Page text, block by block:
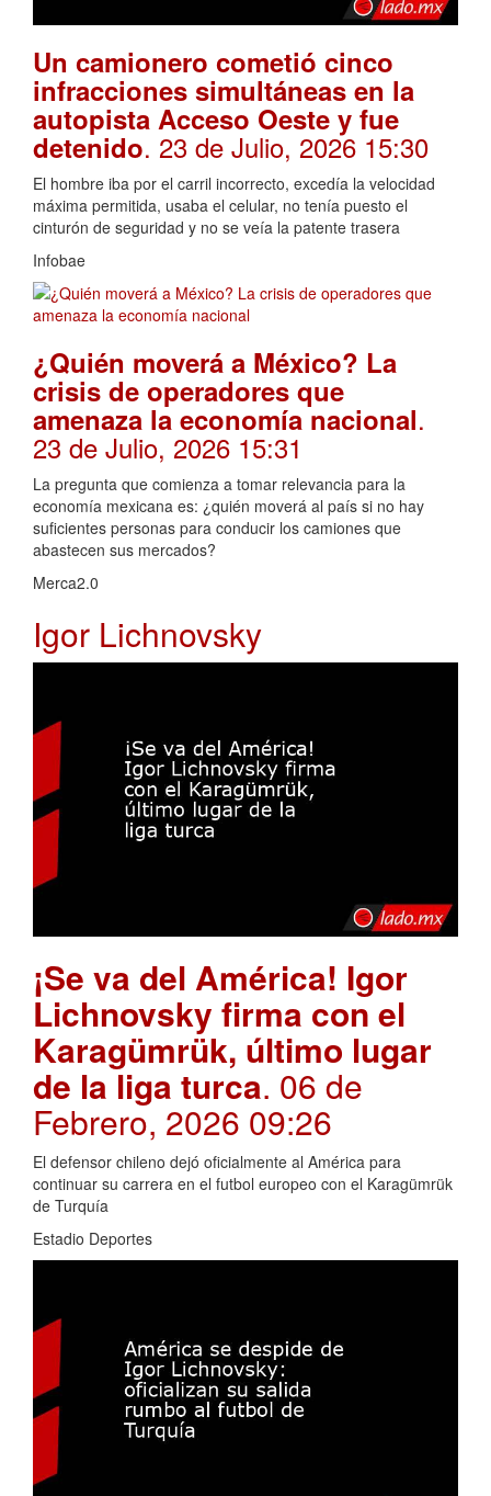
Un camionero cometió cinco
infracciones simultáneas en la
autopista Acceso Oeste y fue
detenido. 23 de Julio, 2026 15:30
El hombre iba por el carril incorrecto, excedía la velocidad
máxima permitida, usaba el celular, no tenía puesto el
cinturón de seguridad y no se veía la patente trasera
Infobae
¿Quién moverá a México? La
crisis de operadores que
amenaza la economía nacional.
23 de Julio, 2026 15:31
La pregunta que comienza a tomar relevancia para la
economía mexicana es: ¿quién moverá al país si no hay
suficientes personas para conducir los camiones que
abastecen sus mercados?
Merca2.0
Igor Lichnovsky
¡Se va del América! Igor
Lichnovsky firma con el
Karagümrük, último lugar
de la liga turca. 06 de
Febrero, 2026 09:26
El defensor chileno dejó oficialmente al América para
continuar su carrera en el futbol europeo con el Karagümrük
de Turquía
Estadio Deportes